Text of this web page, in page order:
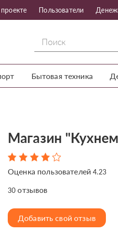
Пользователи
Бытовая техника
Магазин
Оценка пользователей4.23
30 отзывов
Добавить свой отзыв